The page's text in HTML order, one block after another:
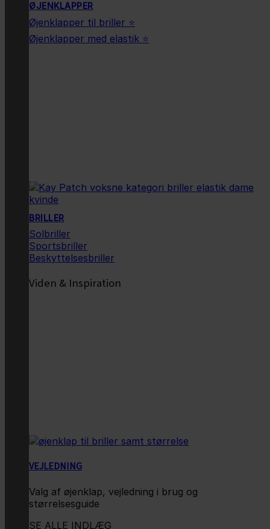
ØJENKLAPPER
Øjenklapper til briller ⭐
Øjenklapper med elastik ⭐
BRILLER
Solbriller
Sportsbriller
Beskyttelsesbriller
Viden & Inspiration
VEJLEDNING
Valg af øjenklap, vejledning i brug og
størrelsesguide
SE ALLE INDLÆG